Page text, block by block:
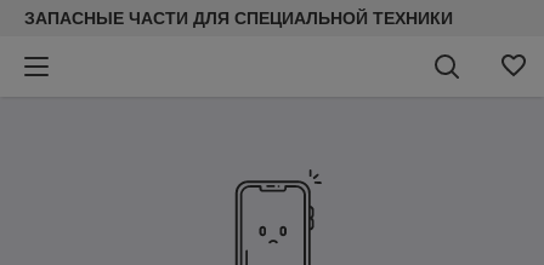
ЗАПАСНЫЕ ЧАСТИ ДЛЯ СПЕЦИАЛЬНОЙ ТЕХНИКИ